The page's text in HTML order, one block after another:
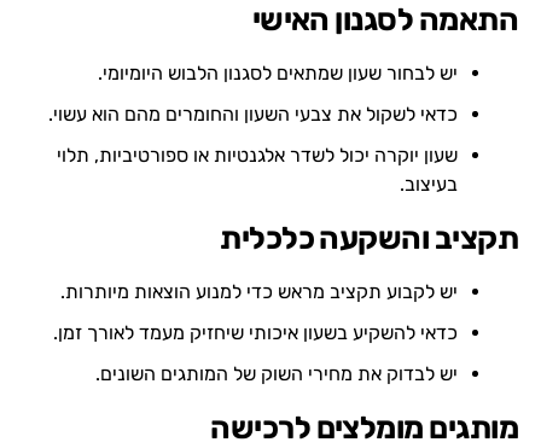
התאמה לסגנון האישי
יש לבחור שעון שמתאים לסגנון הלבוש היומיומי.
כדאי לשקול את צבעי השעון והחומרים מהם הוא עשוי.
שעון יוקרה יכול לשדר אלגנטיות או ספורטיביות, תלוי
בעיצוב.
תקציב והשקעה כלכלית
יש לקבוע תקציב מראש כדי למנוע הוצאות מיותרות.
כדאי להשקיע בשעון איכותי שיחזיק מעמד לאורך זמן.
יש לבדוק את מחירי השוק של המותגים השונים.
מותגים מומלצים לרכישה